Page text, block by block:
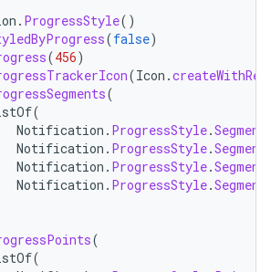
. ProgressStyle()
(false)
(456)
(Icon .
(
(
Notification . ProgressStyle.Segment
Notification . ProgressStyle.Segment
Notification . ProgressStyle.Segment
Notification . ProgressStyle.Segment
(
(